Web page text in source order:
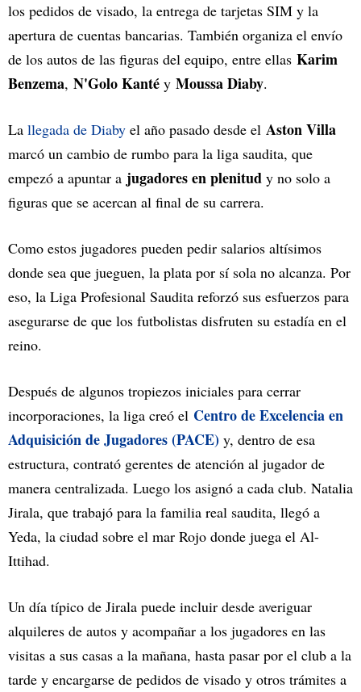
los pedidos de visado, la entrega de tarjetas SIM y la
apertura de cuentas bancarias. También organiza el envío
de los autos de las figuras del equipo, entre ellas Karim
Benzema, N'Golo Kanté y Moussa Diaby.
La llegada de Diaby el año pasado desde el Aston Villa
marcó un cambio de rumbo para la liga saudita, que
empezó a apuntar a jugadores en plenitud y no solo a
figuras que se acercan al final de su carrera.
Como estos jugadores pueden pedir salarios altísimos
donde sea que jueguen, la plata por sí sola no alcanza. Por
eso, la Liga Profesional Saudita reforzó sus esfuerzos para
asegurarse de que los futbolistas disfruten su estadía en el
reino.
Después de algunos tropiezos iniciales para cerrar
incorporaciones, la liga creó el Centro de Excelencia en
Adquisición de Jugadores (PACE) y, dentro de esa
estructura, contrató gerentes de atención al jugador de
manera centralizada. Luego los asignó a cada club. Natalia
Jirala, que trabajó para la familia real saudita, llegó a
Yeda, la ciudad sobre el mar Rojo donde juega el Al-
Ittihad.
Un día típico de Jirala puede incluir desde averiguar
alquileres de autos y acompañar a los jugadores en las
visitas a sus casas a la mañana, hasta pasar por el club a la
tarde y encargarse de pedidos de visado y otros trámites a